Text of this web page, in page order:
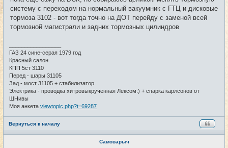
систему с переходом на нормальный вакуумник с ГТЦ и дисковые
тормоза 3102 - вот тогда точно на ДОТ перейду с заменой всей
тормозной магистрали и задних тормозных цилиндров
ГАЗ 24 сине-серая 1979 год
Красный салон
КПП 5ст 3110
Перед - шары 31105
Зад - мост 31105 + стабилизатор
Электрика - проводка хитровыкрученная Лексом:) + спарка карлсонов от
ШНивы
Моя анкета viewtopic.php?t=69287
Вернуться к началу
Самоварыч